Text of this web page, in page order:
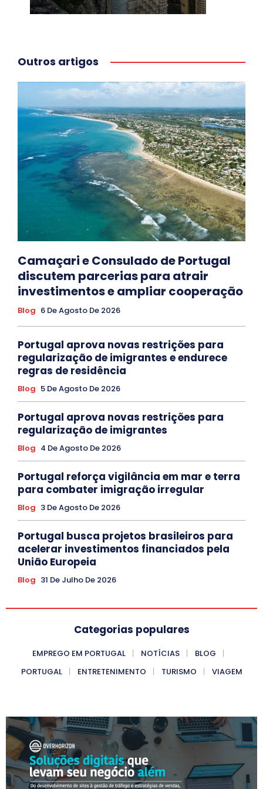
Outros artigos
Camaçari e Consulado de Portugal
discutem parcerias para atrair
investimentos e ampliar cooperação
Blog 6 De Agosto De 2026
Portugal aprova novas restrições para
regularização de imigrantes e endurece
regras de residência
Blog 5 De Agosto De 2026
Portugal aprova novas restrições para
regularização de imigrantes
Blog 4 De Agosto De 2026
Portugal reforça vigilância em mar e terra
para combater imigração irregular
Blog 3 De Agosto De 2026
Portugal busca projetos brasileiros para
acelerar investimentos financiados pela
União Europeia
Blog 31 De Julho De 2026
Categorias populares
EMPREGO EM PORTUGAL NOTÍCIAS
BLOG
PORTUGAL
ENTRETENIMENTO TURISMO VIAGEM